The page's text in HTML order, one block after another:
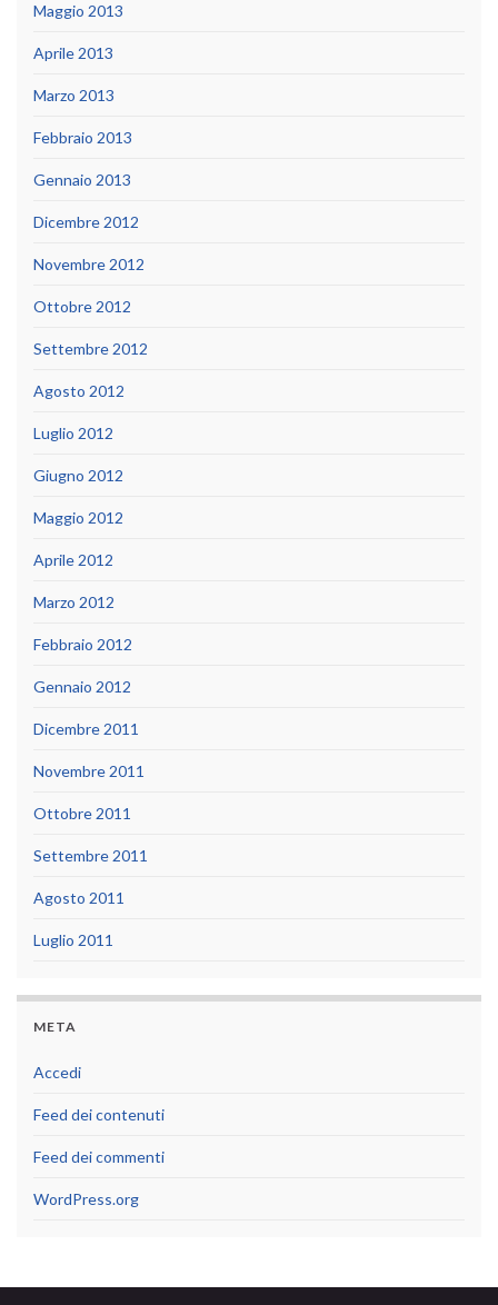
Maggio 2013
Aprile 2013
Marzo 2013
Febbraio 2013
Gennaio 2013
Dicembre 2012
Novembre 2012
Ottobre 2012
Settembre 2012
Agosto 2012
Luglio 2012
Giugno 2012
Maggio 2012
Aprile 2012
Marzo 2012
Febbraio 2012
Gennaio 2012
Dicembre 2011
Novembre 2011
Ottobre 2011
Settembre 2011
Agosto 2011
Luglio 2011
META
Accedi
Feed dei contenuti
Feed dei commenti
WordPress.org